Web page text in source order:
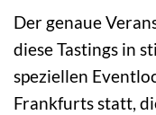
Der genaue
diese Tastings in
speziellen
Frankfurts statt,